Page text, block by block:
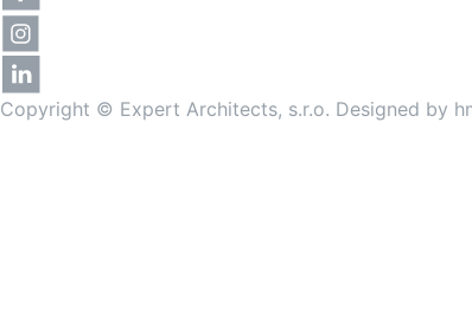
Copyright © Expert Architects, s.r.o. Designed by